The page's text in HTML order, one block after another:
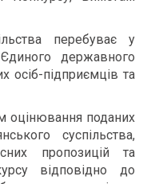
перебуває у
державного
осіб-підприємців та
оцінювання поданих
суспільства,
пропозицій та
відповідно до